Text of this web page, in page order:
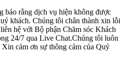
báo rằng dịch vụ hiện không được
khách. Chúng tôi chân thành xin lỗi
hệ với Bộ phận Chăm sóc Khách
24/7 qua Live Chat.Chúng tôi luôn
cảm ơn sự thông cảm của Quý